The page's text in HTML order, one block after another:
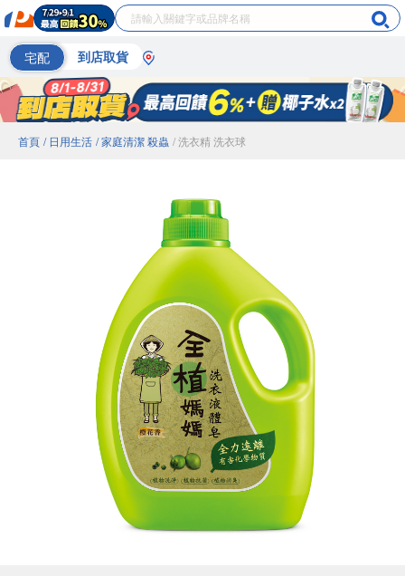
宅配 到店取貨
首頁 / 日用生活 / 家庭清潔 殺蟲 / 洗衣精 洗衣球